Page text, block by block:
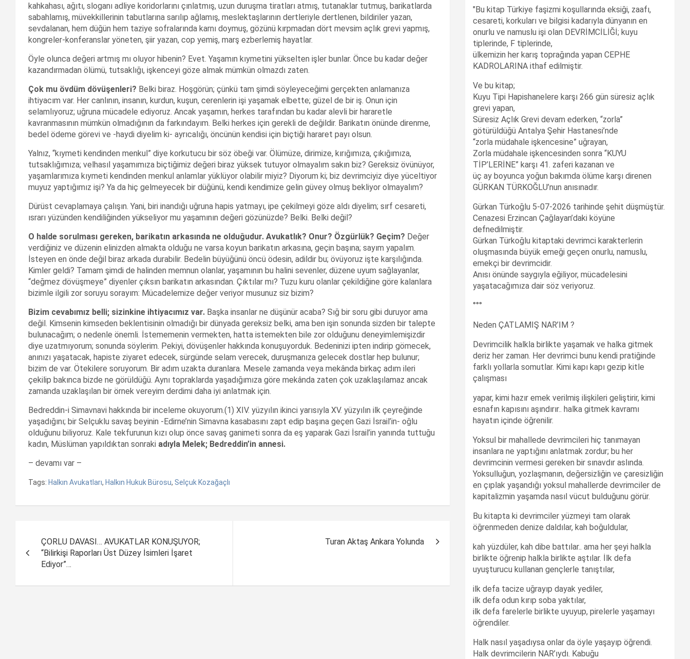
kahkahası, ağıtı, sloganı adliye koridorlarını çınlatmış, uzun duruşma tiratları atmış, tutanaklar tutmuş, barikatlarda
sabahlamış, müvekkillerinin tabutlarına sarılıp ağlamış, meslektaşlarının dertleriyle dertlenen, bildiriler yazan,
sevdalanan, hem düğün hem taziye sofralarında karnı doymuş, gözünü kırpmadan dört mevsim açlık grevi yapmış,
kongreler-konferanslar yöneten, şiir yazan, cop yemiş, marş ezberlemiş hayatlar.
Öyle olunca değeri artmış mı oluyor hibenin? Evet. Yaşamın kıymetini yükselten işler bunlar. Önce bu kadar değer
kazandırmadan ölümü, tutsaklığı, işkenceyi göze almak mümkün olmazdı zaten.
Çok mu övdüm dövüşenleri? Belki biraz. Hoşgörün; çünkü tam şimdi söyleyeceğimi gerçekten anlamanıza
ihtiyacım var. Her canlının, insanın, kurdun, kuşun, cerenlerin işi yaşamak elbette; güzel de bir iş. Onun için
selamlıyoruz; uğruna mücadele ediyoruz. Ancak yaşamın, herkes tarafından bu kadar alevli bir hararetle
kavranmasının mümkün olmadığının da farkındayım. Belki herkes için gerekli de değildir. Barikatın önünde direnme,
bedel ödeme görevi ve -haydi diyelim ki- ayrıcalığı, öncünün kendisi için biçtiği hararet payı olsun.
Yalnız, “kıymeti kendinden menkul” diye korkutucu bir söz öbeği var. Ölümüze, dirimize, kırığımıza, çıkığımıza,
tutsaklığımıza; velhasıl yaşamımıza biçtiğimiz değeri biraz yüksek tutuyor olmayalım sakın biz? Gereksiz övünüyor,
yaşamlarımıza kıymeti kendinden menkul anlamlar yüklüyor olabilir miyiz? Diyorum ki; biz devrimciyiz diye yüceltiyor
muyuz yaptığımız işi? Ya da hiç gelmeyecek bir düğünü, kendi kendimize gelin güvey olmuş bekliyor olmayalım?
Dürüst cevaplamaya çalışın. Yani, biri inandığı uğruna hapis yatmayı, ipe çekilmeyi göze aldı diyelim; sırf cesareti,
ısrarı yüzünden kendiliğinden yükseliyor mu yaşamının değeri gözünüzde? Belki. Belki değil?
O halde sorulması gereken, barikatın arkasında ne olduğudur. Avukatlık? Onur? Özgürlük? Geçim? Değer
verdiğiniz ve düzenin elinizden almakta olduğu ne varsa koyun barikatın arkasına, geçin başına; sayım yapalım.
İsteyen en önde değil biraz arkada durabilir. Bedelin büyüğünü öncü ödesin, adildir bu; övüyoruz işte karşılığında.
Kimler geldi? Tamam şimdi de halinden memnun olanlar, yaşamının bu halini sevenler, düzene uyum sağlayanlar,
“değmez dövüşmeye” diyenler çıksın barikatın arkasından. Çıktılar mı? Tuzu kuru olanlar çekildiğine göre kalanlara
bizimle ilgili zor soruyu sorayım: Mücadelemize değer veriyor musunuz siz bizim?
Bizim cevabımız belli; sizinkine ihtiyacımız var. Başka insanlar ne düşünür acaba? Sığ bir soru gibi duruyor ama
değil. Kimsenin kimseden beklentisinin olmadığı bir dünyada gereksiz belki, ama ben işin sonunda sizden bir talepte
bulunacağım; o nedenle önemli. İstememenin vermekten, hatta istemekten bile zor olduğunu deneyimlemişizdir
diye uzatmıyorum; sonunda söylerim. Pekiyi, dövüşenler hakkında konuşuyorduk. Bedeninizi ipten indirip gömecek,
anınızı yaşatacak, hapiste ziyaret edecek, sürgünde selam verecek, duruşmanıza gelecek dostlar hep bulunur;
bizim de var. Ötekilere soruyorum. Bir adım uzakta duranlara. Mesele zamanda veya mekânda birkaç adım ileri
çekilip bakınca bizde ne görüldüğü. Aynı topraklarda yaşadığımıza göre mekânda zaten çok uzaklaşılamaz ancak
zamanda uzaklaşılan bir örnek vereyim derdimi daha iyi anlatmak için.
Bedreddin-i Simavnavi hakkında bir inceleme okuyorum.(1) XIV. yüzyılın ikinci yarısıyla XV. yüzyılın ilk çeyreğinde
yaşadığını; bir Selçuklu savaş beyinin -Edirne’nin Simavna kasabasını zapt edip başına geçen Gazi İsrail’in- oğlu
olduğunu biliyoruz. Kale tekfurunun kızı olup önce savaş ganimeti sonra da eş yaparak Gazi İsrail’in yanında tuttuğu
kadın, Müslüman yapıldıktan sonraki adıyla Melek; Bedreddin’in annesi.
– devamı var –
Tags: Halkın Avukatları, Halkın Hukuk Bürosu, Selçuk Kozağaçlı
dolaşımı
ÇORLU DAVASI… AVUKATLAR KONUŞUYOR;
“Bilirkişi Raporları Üst Düzey İsimleri İşaret
Ediyor”…
Turan Aktaş Ankara Yolunda
"Bu kitap Türkiye faşizmi koşullarında eksiği, zaafı,
cesareti, korkuları ve bilgisi kadarıyla dünyanın en
onurlu ve namuslu işi olan DEVRİMCİLİĞİ; kuyu
tiplerinde, F tiplerinde,
ülkemizin her karış toprağında yapan CEPHE
KADROLARINA ithaf edilmiştir.
Ve bu kitap;
Kuyu Tipi Hapishanelere karşı 266 gün süresiz açlık
grevi yapan,
Süresiz Açlık Grevi devam ederken, “zorla”
götürüldüğü Antalya Şehir Hastanesi’nde
“zorla müdahale işkencesine” uğrayan,
Zorla müdahale işkencesinden sonra “KUYU
TİP’LERİNE” karşı 41. zaferi kazanan ve
üç ay boyunca yoğun bakımda ölüme karşı direnen
GÜRKAN TÜRKOĞLU’nun anısınadır.
Gürkan Türkoğlu 5-07-2026 tarihinde şehit düşmüştür.
Cenazesi Erzincan Çağlayan’daki köyüne
defnedilmiştir.
Gürkan Türkoğlu kitaptaki devrimci karakterlerin
oluşmasında büyük emeği geçen onurlu, namuslu,
emekçi bir devrimcidir.
Anısı önünde saygıyla eğiliyor, mücadelesini
yaşatacağımıza dair söz veriyoruz.
°°°
Neden ÇATLAMIŞ NAR’IM ?
Devrimcilik halkla birlikte yaşamak ve halka gitmek
deriz her zaman. Her devrimci bunu kendi pratiğinde
farklı yollarla somutlar. Kimi kapı kapı gezip kitle
çalışması
yapar, kimi hazır emek verilmiş ilişkileri geliştirir, kimi
esnafın kapısını aşındırır.. halka gitmek kavramı
hayatın içinde öğrenilir.
Yoksul bir mahallede devrimcileri hiç tanımayan
insanlara ne yaptığını anlatmak zordur; bu her
devrimcinin vermesi gereken bir sınavdır aslında.
Yoksulluğun, yozlaşmanın, değersizliğin ve çaresizliğin
en çıplak yaşandığı yoksul mahallerde devrimciler de
kapitalizmin yaşamda nasıl vücut bulduğunu görür.
Bu kitapta ki devrimciler yüzmeyi tam olarak
öğrenmeden denize daldılar, kah boğuldular,
kah yüzdüler, kah dibe battılar.. ama her şeyi halkla
birlikte öğrenip halkla birlikte aştılar. İlk defa
uyuşturucu kullanan gençlerle tanıştılar,
ilk defa tacize uğrayıp dayak yediler,
ilk defa odun kırıp soba yaktılar,
ilk defa farelerle birlikte uyuyup, pirelerle yaşamayı
öğrendiler.
Halk nasıl yaşadıysa onlar da öyle yaşayıp öğrendi.
Halk devrimcilerin NAR’ıydı. Kabuğu